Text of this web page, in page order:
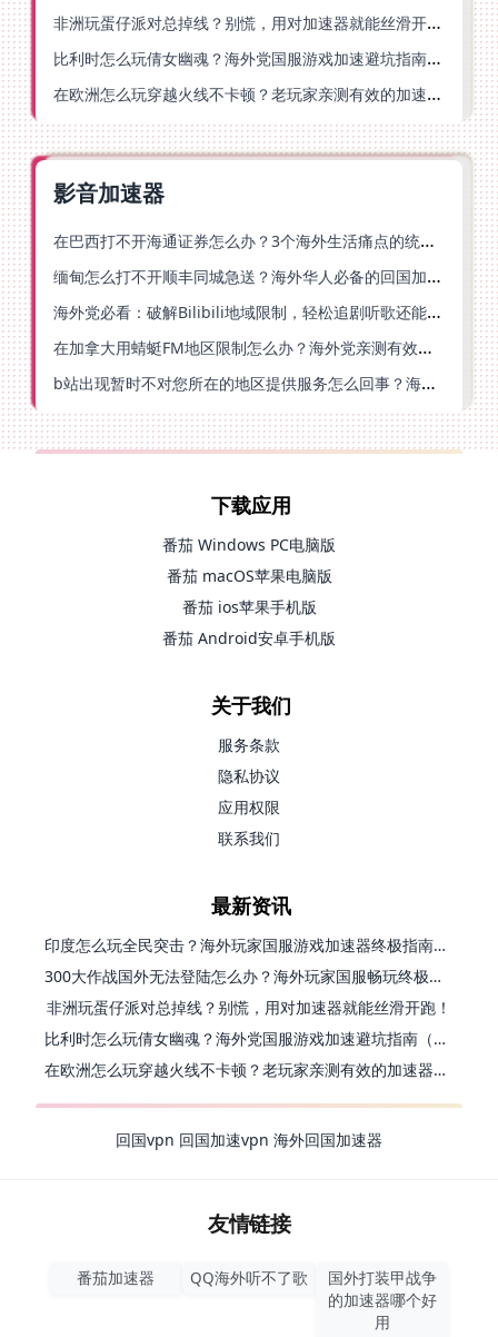
非洲玩蛋仔派对总掉线？别慌，用对加速器就能丝滑开跑！
比利时怎么玩倩女幽魂？海外党国服游戏加速避坑指南（附实测推荐）
在欧洲怎么玩穿越火线不卡顿？老玩家亲测有效的加速器选择指南
影音加速器
在巴西打不开海通证券怎么办？3个海外生活痛点的统一解决方案
缅甸怎么打不开顺丰同城急送？海外华人必备的回国加速指南（附B站会员游戏解决方案）
海外党必看：破解Bilibili地域限制，轻松追剧听歌还能流畅理财的实用指南
在加拿大用蜻蜓FM地区限制怎么办？海外党亲测有效的回国加速方案
b站出现暂时不对您所在的地区提供服务怎么回事？海外党亲测有效的回国加速方案
下载应用
番茄 Windows PC电脑版
番茄 macOS苹果电脑版
番茄 ios苹果手机版
番茄 Android安卓手机版
关于我们
服务条款
隐私协议
应用权限
联系我们
最新资讯
印度怎么玩全民突击？海外玩家国服游戏加速器终极指南（附原神延迟优化+精灵之境加速器选择）
300大作战国外无法登陆怎么办？海外玩家国服畅玩终极指南（附实测推荐）
非洲玩蛋仔派对总掉线？别慌，用对加速器就能丝滑开跑！
比利时怎么玩倩女幽魂？海外党国服游戏加速避坑指南（附实测推荐）
在欧洲怎么玩穿越火线不卡顿？老玩家亲测有效的加速器选择指南
回国vpn 回国加速vpn 海外回国加速器
友情链接
番茄加速器 QQ海外听不了歌
国外打装甲战争
的加速器哪个好
用